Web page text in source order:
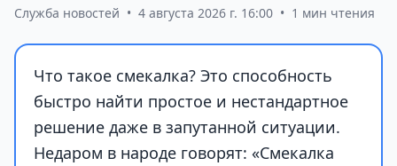
Служба новостей • 4 августа 2026 г. 16:00 • 1 мин чтения
Что такое смекалка? Это способность
быстро найти простое и нестандартное
решение даже в запутанной ситуации.
Недаром в народе говорят: «Смекалка